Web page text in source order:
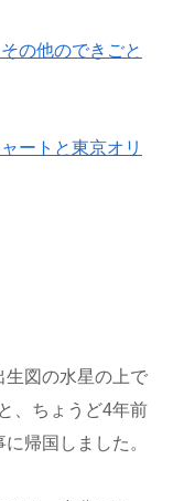
の他のできごと
ートと東京オリ
生図の水星の上で
、ちょうど4年前
帰国しました。